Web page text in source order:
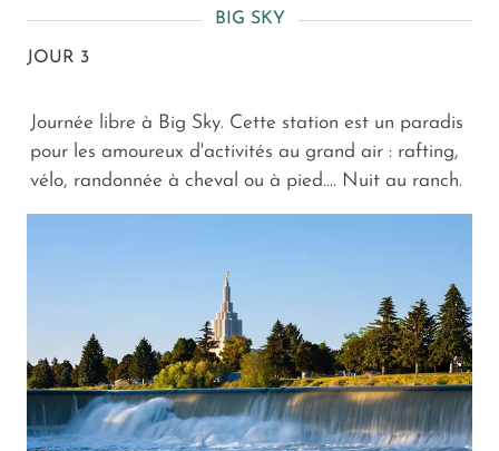
BIG SKY
JOUR 3
Journée libre à Big Sky. Cette station est un paradis
pour les amoureux d'activités au grand air : rafting,
vélo, randonnée à cheval ou à pied.... Nuit au ranch.